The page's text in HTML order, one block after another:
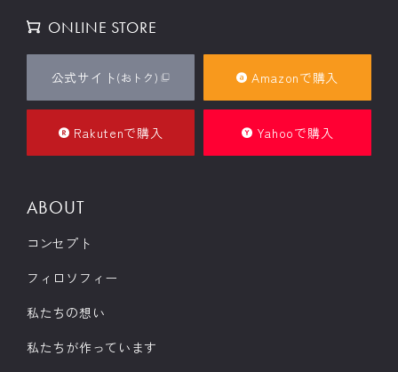
ABOUT
コンセプト
フィロソフィー
私たちの想い
私たちが作っています
ONLINE STORE
公式サイト(おトク) Amazonで購入
Rakutenで購入 Yahooで購入